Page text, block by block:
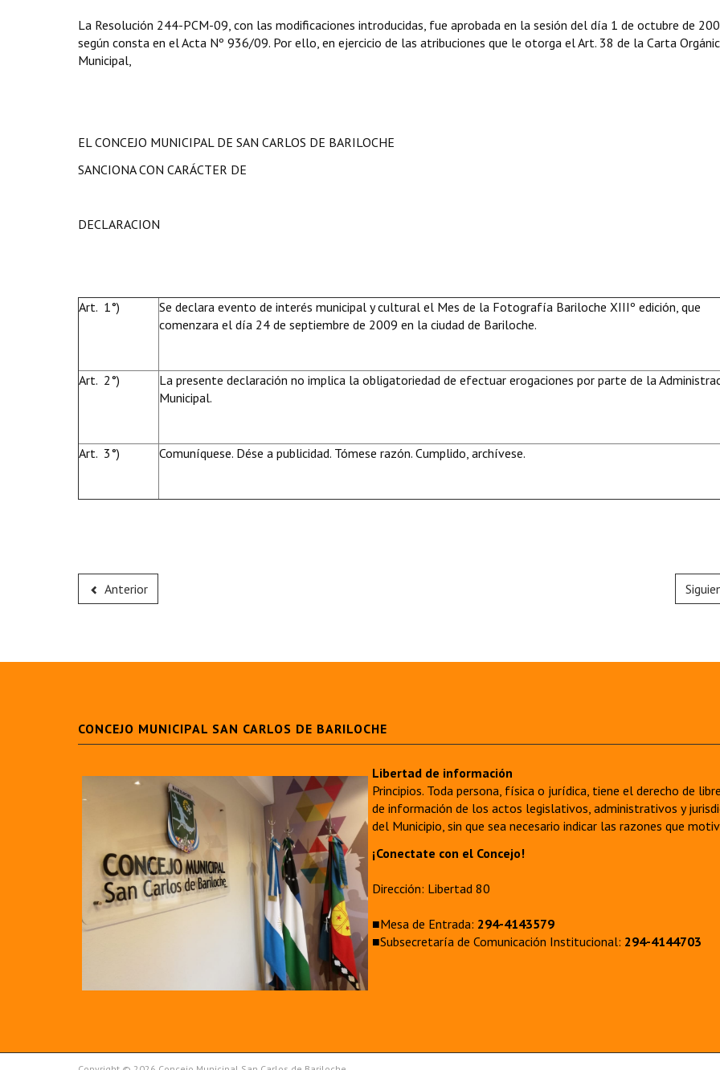
La Resolución 244-PCM-09, con las modificaciones introducidas, fue aprobada en la sesión del día 1 de octubre de
según consta en el Acta Nº 936/09. Por ello, en ejercicio de las atribuciones que le otorga el Art. 38 de la Carta
Municipal,
EL CONCEJO MUNICIPAL DE SAN CARLOS DE BARILOCHE
SANCIONA CON CARÁCTER DE
DECLARACION
Art. 1°)
Se declara evento de interés municipal y cultural el Mes de la Fotografía Bariloche XIIIº edición, que
comenzara el día 24 de septiembre de 2009 en la ciudad de Bariloche.
Art. 2°)
La presente declaración no implica la obligatoriedad de efectuar erogaciones por parte de la
Municipal.
Art. 3°) Comuníquese. Dése a publicidad. Tómese razón. Cumplido, archívese.
Anterior
CONCEJO MUNICIPAL SAN CARLOS DE BARILOCHE
Libertad de información
Principios. Toda persona, física o jurídica, tiene el derecho de
de información de los actos legislativos, administrativos y
del Municipio, sin que sea necesario indicar las razones que
¡Conectate con el Concejo!
Dirección: Libertad 80
■Mesa de Entrada: 294-4143579
■Subsecretaría de Comunicación Institucional: 294-4144703